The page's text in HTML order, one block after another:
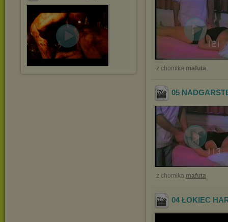
z chomika mafuta
05
z chomika mafuta
04 ŁOKIEC